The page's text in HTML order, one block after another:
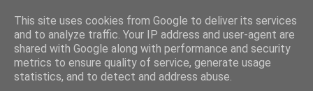
This site uses cookies from Google to deliver its services
and to analyze traffic. Your IP address and user-agent are
shared with Google along with performance and security
metrics to ensure quality of service, generate usage
statistics, and to detect and address abuse.